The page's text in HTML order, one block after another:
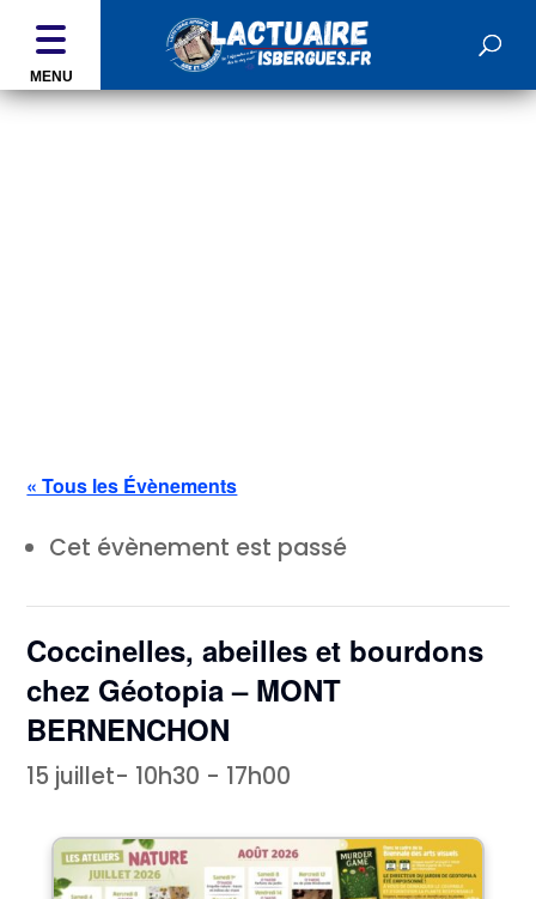
MENU
« Tous les Évènements
Cet évènement est passé
Coccinelles, abeilles et bourdons
chez Géotopia – MONT
BERNENCHON
15 juillet- 10h30 - 17h00